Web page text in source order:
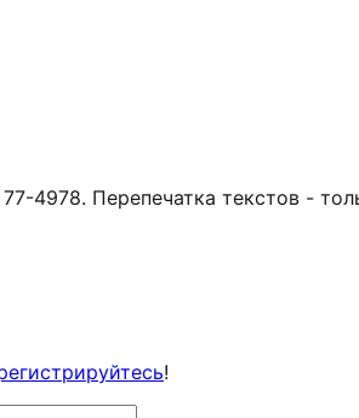
4978. Перепечатка текстов -
!